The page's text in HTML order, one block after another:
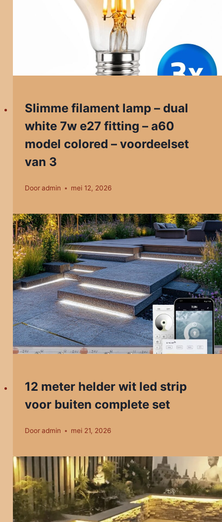
Slimme filament lamp – dual
white 7w e27 fitting – a60
model colored – voordeelset
van 3
Door admin mei 12, 2026
12 meter helder wit led strip
voor buiten complete set
Door admin mei 21, 2026